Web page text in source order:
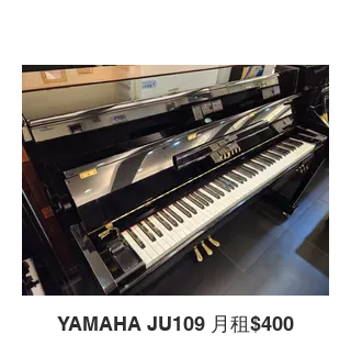
YAMAHA JU109 月租$400